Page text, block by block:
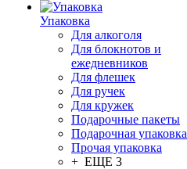
Упаковка
Для алкоголя
Для блокнотов и
ежедневников
Для флешек
Для ручек
Для кружек
Подарочные пакеты
Подарочная упаковка
Прочая упаковка
+ ЕЩЕ 3